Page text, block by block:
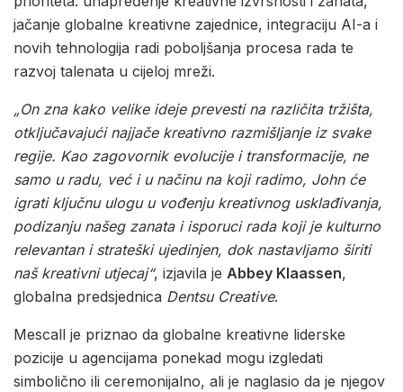
jačanje globalne kreativne zajednice, integraciju AI-a i
novih tehnologija radi poboljšanja procesa rada te
razvoj talenata u cijeloj mreži.
„On zna kako velike ideje prevesti na različita tržišta,
otključavajući najjače kreativno razmišljanje iz svake
regije. Kao zagovornik evolucije i transformacije, ne
samo u radu, već i u načinu na koji radimo, John će
igrati ključnu ulogu u vođenju kreativnog usklađivanja,
podizanju našeg zanata i isporuci rada koji je kulturno
relevantan i strateški ujedinjen, dok nastavljamo širiti
naš kreativni utjecaj“, izjavila je Abbey Klaassen,
globalna predsjednica Dentsu Creative.
Mescall je priznao da globalne kreativne liderske
pozicije u agencijama ponekad mogu izgledati
simbolično ili ceremonijalno, ali je naglasio da je njegov